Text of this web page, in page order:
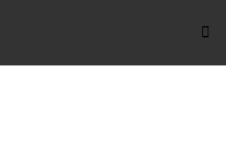
